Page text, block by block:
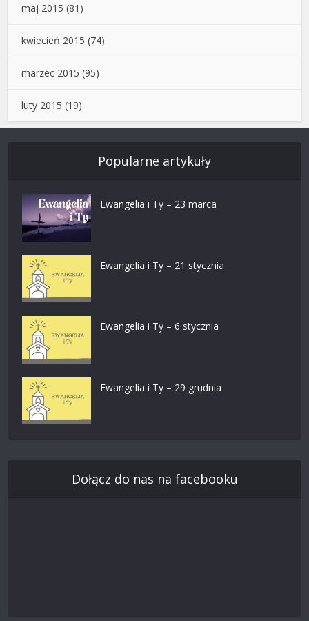
maj 2015 (81)
kwiecień 2015 (74)
marzec 2015 (95)
luty 2015 (19)
Popularne artykuły
Ewangelia i Ty – 23 marca
Ewangelia i Ty – 21 stycznia
Ewangelia i Ty – 6 stycznia
Ewangelia i Ty – 29 grudnia
Dołącz do nas na facebooku